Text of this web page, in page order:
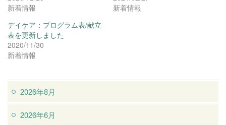
新着情報
新着情報
デイケア：プログラム表/献立
表を更新しました
2020/11/30
新着情報
2026年8月
2026年6月